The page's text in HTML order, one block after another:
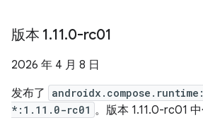
版本 1.11.0-rc01
2026 年 4 月 8 日
发布了
*:1.11.0-rc01 。版本 1.11.0-rc01